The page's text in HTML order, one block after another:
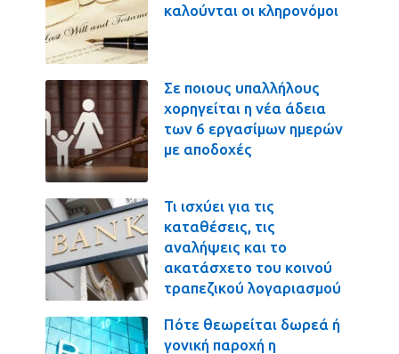
καλούνται οι κληρονόμοι
Σε ποιους υπαλλήλους
χορηγείται η νέα άδεια
των 6 εργασίμων ημερών
με αποδοχές
Τι ισχύει για τις
καταθέσεις, τις
αναλήψεις και το
ακατάσχετο του κοινού
τραπεζικού λογαριασμού
Πότε θεωρείται δωρεά ή
γονική παροχή η